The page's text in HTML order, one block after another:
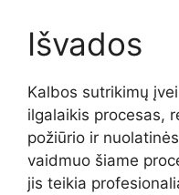
Išvados
Kalbos sutrikimų
ilgalaikis procesas,
požiūrio ir
vaidmuo šiame
jis teikia